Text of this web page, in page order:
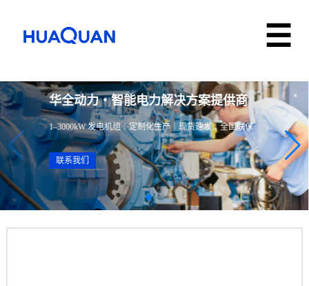
华全动力・智能电力解决方案提供商
1–3000kW 发电机组｜定制化生产｜现货速发｜全国联保
联系我们